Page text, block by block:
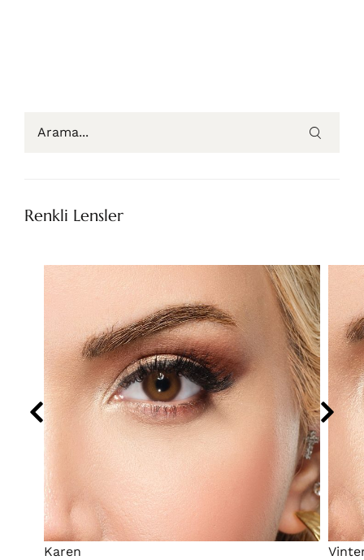
Renkli Lensler
Karen